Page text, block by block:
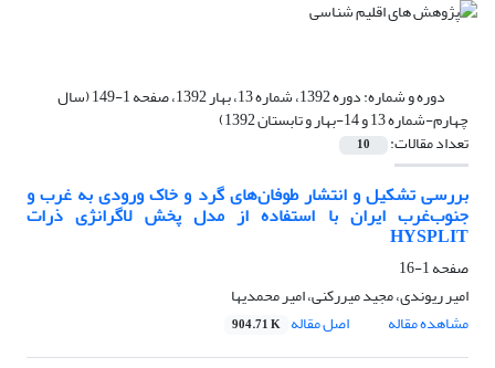
دوره و شماره: دوره 1392، شماره 13، بهار 1392، صفحه 1-149 (سال
چهارم-شماره 13 و 14-بهار و تابستان 1392)
تعداد مقالات: 10
بررسی تشکیل و انتشار طوفان‌های گرد و خاک ورودی به غرب و
جنوب‌غرب ایران با استفاده از مدل پخش لاگرانژی ذرات
HYSPLIT
صفحه1-16
امیر ریوندی، مجید میررکنی، امیر محمدیها
مشاهده مقاله
اصل مقاله 904.71 K